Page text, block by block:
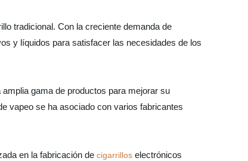
tradicional. Con la creciente demanda de
y líquidos para satisfacer las necesidades de los
gama de productos para mejorar su
vapeo se ha asociado con varios fabricantes
en la fabricación de cigarrillos electrónicos